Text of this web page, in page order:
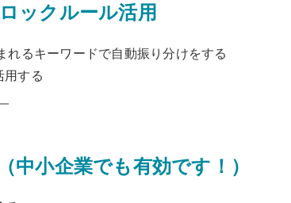
ックルール活用
るキーワードで自動振り分けをする
用する
小企業でも有効です！）